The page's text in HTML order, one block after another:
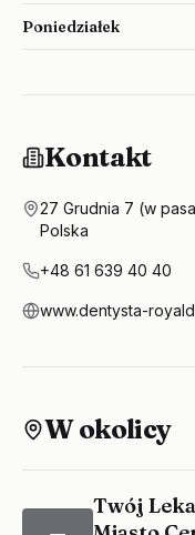
Poniedziałek
Kontakt
27 Grudnia 7 (w
Polska
+48 61 639 40 40
www.dentysta-
W okolicy
Twój